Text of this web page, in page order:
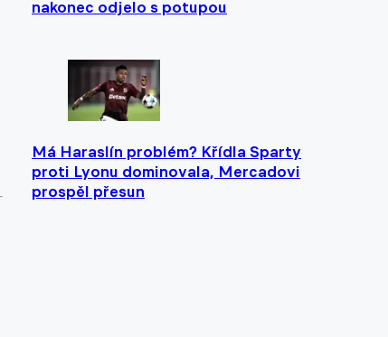
nakonec odjelo s potupou
Má Haraslín problém? Křídla Sparty
proti Lyonu dominovala, Mercadovi
prospěl přesun